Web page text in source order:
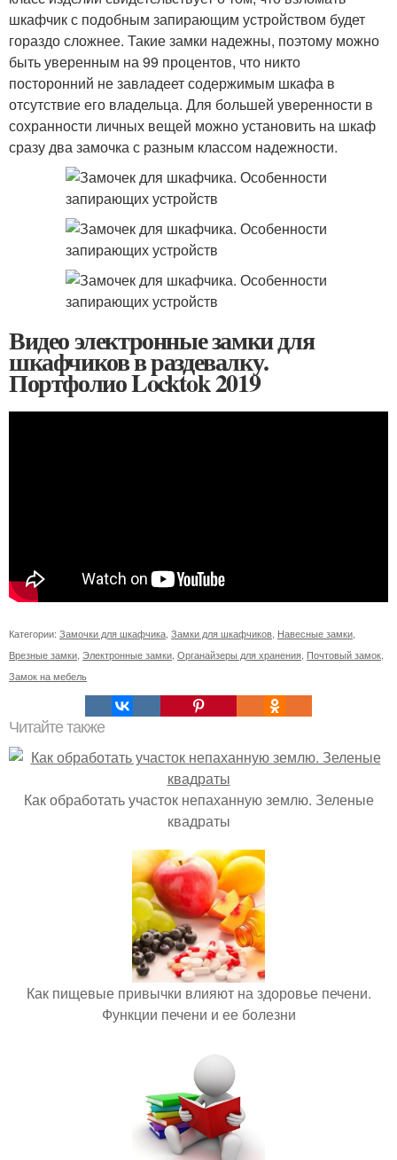
шкафчик с подобным запирающим устройством будет
гораздо сложнее. Такие замки надежны, поэтому можно
быть уверенным на 99 процентов, что никто
посторонний не завладеет содержимым шкафа в
отсутствие его владельца. Для большей уверенности в
сохранности личных вещей можно установить на шкаф
сразу два замочка с разным классом надежности.
Видео электронные замки для
шкафчиков в раздевалку.
Портфолио Locktok 2019
Категории: Замочки для шкафчика Замки для шкафчиков Навесные замки
Врезные замки Электронные замки Органайзеры для хранения Почтовый замок
Замок на мебель
Читайте также
Как обработать участок непаханную землю. Зеленые
квадраты
Как пищевые привычки влияют на здоровье печени.
Функции печени и ее болезни